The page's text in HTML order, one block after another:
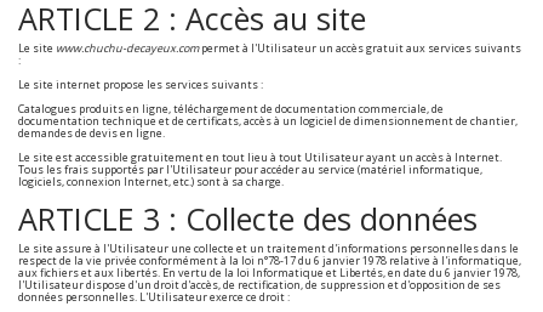
ARTICLE 2 : Accès au site
Le site www.chuchu-decayeux.compermet à l'Utilisateur un accès gratuit aux services suivants
:
Le site internet propose les services suivants :
Catalogues produits en ligne, téléchargement de documentation commerciale, de
documentation technique et de certificats, accès à un logiciel de dimensionnement de chantier,
demandes de devis en ligne.
Le site est accessible gratuitement en tout lieu à tout Utilisateur ayant un accès à Internet.
Tous les frais supportés par l'Utilisateur pour accéder au service (matériel informatique,
logiciels, connexion Internet, etc.) sont à sa charge.
ARTICLE 3 : Collecte des données
Le site assure à l'Utilisateur une collecte et un traitement d'informations personnelles dans le
respect de la vie privée conformément à la loi n°78-17 du 6 janvier 1978 relative à l'informatique,
aux fichiers et aux libertés. En vertu de la loi Informatique et Libertés, en date du 6 janvier 1978,
l'Utilisateur dispose d'un droit d'accès, de rectification, de suppression et d'opposition de ses
données personnelles. L'Utilisateur exerce ce droit :